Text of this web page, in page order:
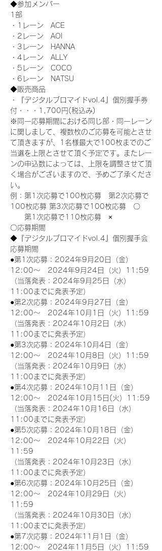
◆参加メンバー
1部
・1レーン　ACE
・2レーン　AOI
・3レーン　HANNA
・4レーン　ALLY
・5レーン　COCO
・6レーン　NATSU
◆販売商品
・『デジタルブロマイドvol.4』個別握手券
付・・・1,700円(税込み)
※同一応募期間における同じ部・同一レーン
に関しまして、複数枚のご応募を可能とさせ
て頂きますが、1名様最大で100枚までのご
当選を上限とさせて頂く予定です。またレー
ンの申込数によっては、上限を調整させて頂
く場合がございますので、予めご了承くださ
い。
例：第1次応募で100枚応募　第2次応募で
100枚応募 第3次応募で100枚応募　〇
第1次応募で110枚応募　×
〇応募期間
◆『デジタルブロマイドvol.4』個別握手会
応募期間
●第1次応募：2024年9月20日（金）
12:00～　2024年9月24日（火）11:59
（当落発表：2024年9月25日（水）
11:00までに発表予定）
●第2次応募：2024年9月27日（金）
12:00～　2024年10月1日（火）11:59
（当落発表：2024年10月2日（水）
11:00までに発表予定）
●第3次応募：2024年10月4日（金）
12:00～　2024年10月8日（火）11:59
（当落発表：2024年10月9日（水）
11:00までに発表予定）
●第4次応募：2024年10月11日（金）
12:00～　2024年10月15日(火）11:59
（当落発表：2024年10月16日（水）
11:00までに発表予定）
●第5次応募：2024年10月18日（金）
12:00～　2024年10月22日（火）
11:59
（当落発表：2024年10月23日（水）
11:00までに発表予定）
●第6次応募：2024年10月25日（金）
12:00～　2024年10月29日（火）
11:59
（当落発表：2024年10月30日（水）
11:00までに発表予定）
●第7次応募：2024年11月1日（金）
12:00～　2024年11月5日（火）11:59